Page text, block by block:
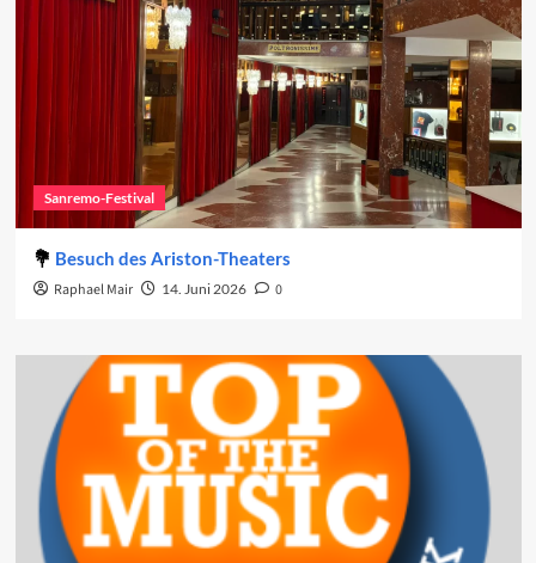
Sanremo-Festival
Besuch des Ariston-Theaters
Raphael Mair 14. Juni 2026 0